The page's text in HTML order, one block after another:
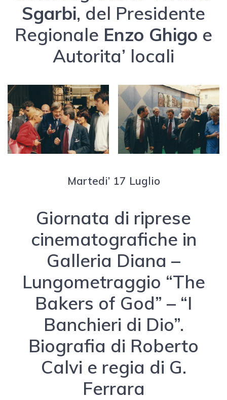
Sgarbi, del Presidente
Regionale Enzo Ghigo e
Autorita’ locali
Martedi’ 17 Luglio
Giornata di riprese
cinematografiche in
Galleria Diana –
Lungometraggio “The
Bakers of God” – “I
Banchieri di Dio”.
Biografia di Roberto
Calvi e regia di G.
Ferrara